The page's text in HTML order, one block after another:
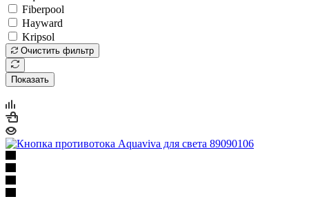
Fiberpool
Hayward
Kripsol
Очистить фильтр
Показать